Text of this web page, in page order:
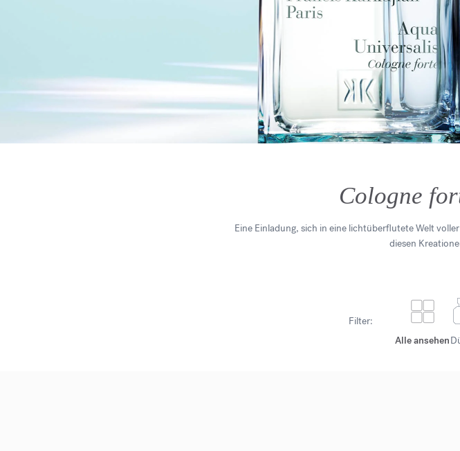
Cologne
Eine Einladung, sich in eine lichtüberflutete Welt
diesen
Filter:
Alle ansehen